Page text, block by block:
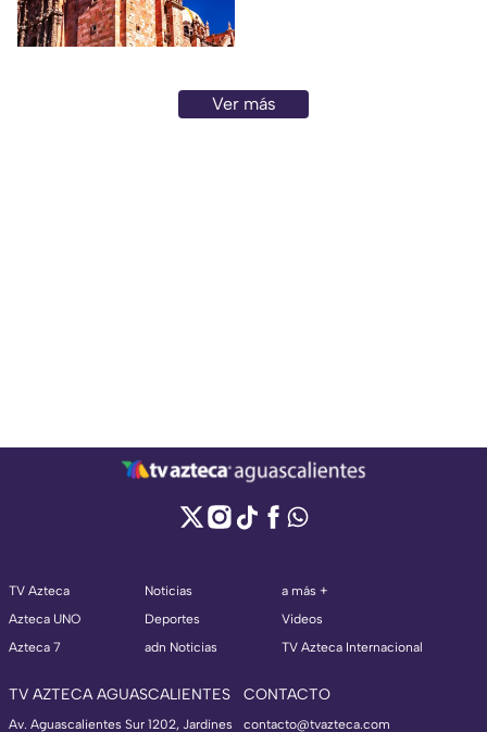
Ver más
TV Azteca
Azteca UNO
Azteca 7
Noticias
Deportes
adn Noticias
a más +
Videos
TV Azteca Internacional
TV AZTECA AGUASCALIENTES
Av. Aguascalientes Sur 1202, Jardines
CONTACTO
contacto@tvazteca.com